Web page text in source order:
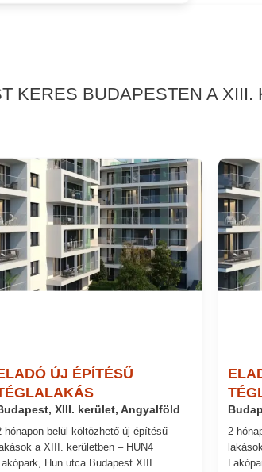
KERES BUDAPESTEN A XIII.
ÚJ ÉPÍTÉSŰ
XIII. kerület, Angyalföld
hónapon belül költözhető új építésű
a XIII. kerületben – HUN4
Hun utca Budapest XIII.
2